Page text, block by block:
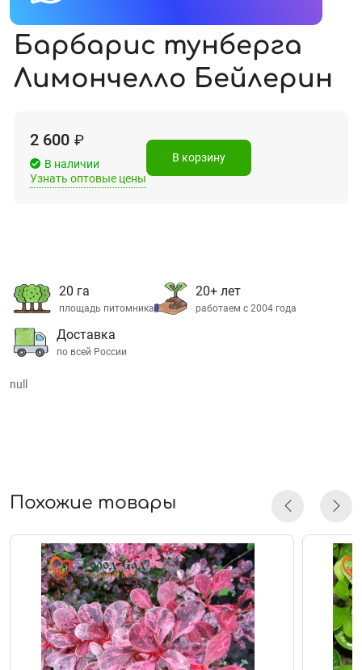
Барбарис тунберга
Лимончелло Бейлерин
2 600 ₽
В наличии
Узнать оптовые цены
В корзину
20 га
площадь питомника
20+ лет
работаем с 2004 года
Доставка
по всей России
null
Похожие товары